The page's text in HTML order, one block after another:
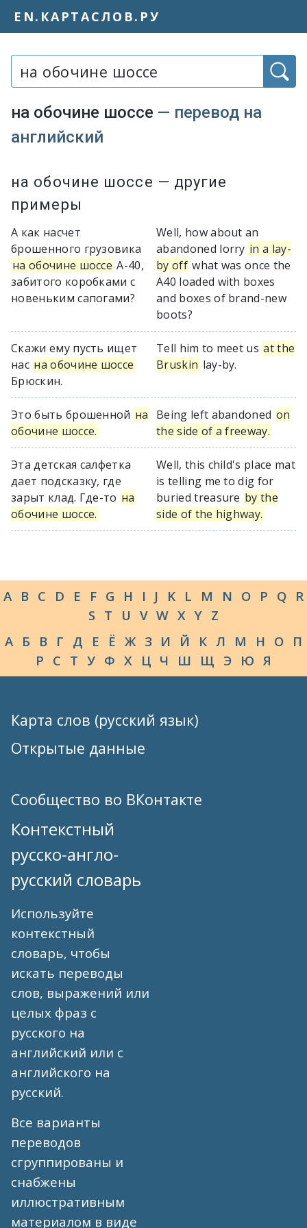
EN.КАРТАСЛОВ.РУ
Слово или фраза:
на обочине шоссе — перевод на
английский
на обочине шоссе — другие
примеры
А как насчет
брошенного грузовика
на обочине шоссе А-40,
забитого коробками с
новеньким сапогами?
Well, how about an
abandoned lorry in a lay-
by off what was once the
A40 loaded with boxes
and boxes of brand-new
boots?
Скажи ему пусть ищет
нас на обочине шоссе
Брюскин.
Tell him to meet us at the
Bruskin lay-by.
Это быть брошенной на
обочине шоссе.
Being left abandoned on
the side of a freeway.
Эта детская салфетка
дает подсказку, где
зарыт клад. Где-то на
обочине шоссе.
Well, this child's place mat
is telling me to dig for
buried treasure by the
side of the highway.
A B C D E F G H I J K L M N O P Q R
S T U V W X Y Z
А Б В Г Д Е Ё Ж З И Й К Л М Н О П
Р С Т У Ф Х Ц Ч Ш Щ Э Ю Я
Карта слов (русский язык)
Открытые данные
Сообщество во ВКонтакте
Контекстный
русско-англо-
русский словарь
Используйте
контекстный
словарь, чтобы
искать переводы
слов, выражений или
целых фраз с
русского на
английский или с
английского на
русский.
Все варианты
переводов
сгруппированы и
снабжены
иллюстративным
материалом в виде